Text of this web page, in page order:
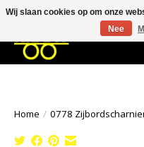
033- 2470 538 info@kraaybv.com
Home / 0778
Wij slaan cookies op om onze
Nee